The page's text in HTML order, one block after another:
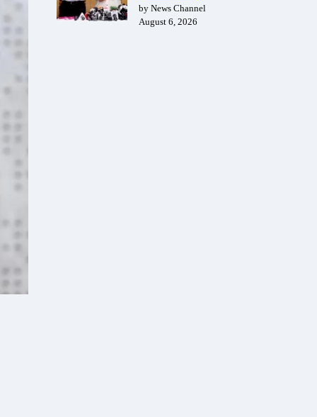
by News Channel
August 6, 2026